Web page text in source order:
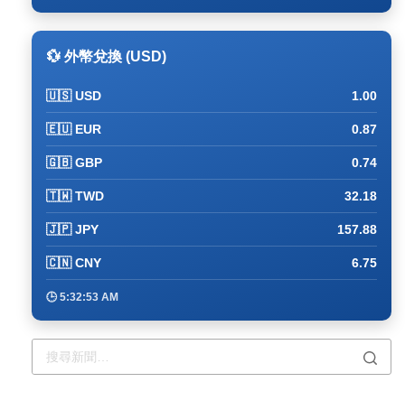
💱 外幣兌換 (USD)
🇺🇸 USD 1.00
🇪🇺 EUR 0.87
🇬🇧 GBP 0.74
🇹🇼 TWD 32.18
🇯🇵 JPY 157.88
🇨🇳 CNY 6.75
🕒 5:33:03 AM